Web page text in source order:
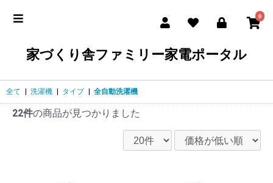
0
家づくり舎ファミリー家電ポータル
全て 洗濯機 タイプ 全自動洗濯機
22件の商品が見つかりました